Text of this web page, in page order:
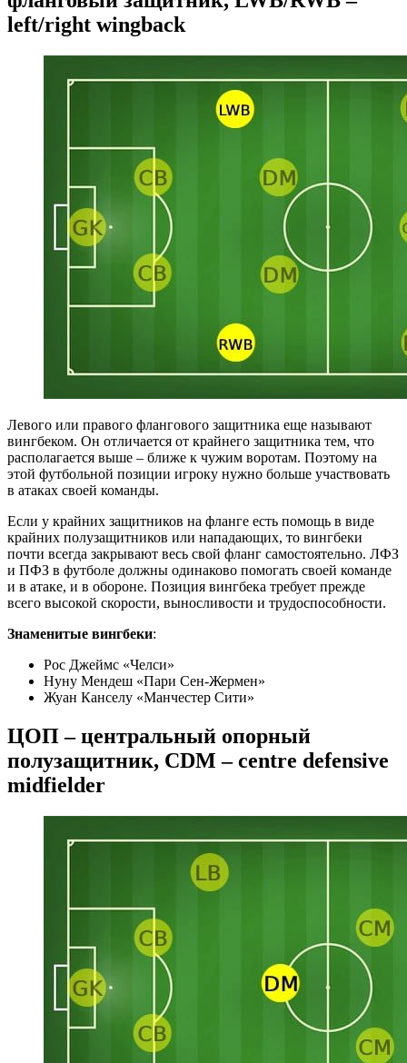
left/right wingback
Левого или правого флангового защитника еще называют
вингбеком. Он отличается от крайнего защитника тем, что
располагается выше – ближе к чужим воротам. Поэтому на
этой футбольной позиции игроку нужно больше участвовать
в атаках своей команды.
Если у крайних защитников на фланге есть помощь в виде
крайних полузащитников или нападающих, то вингбеки
почти всегда закрывают весь свой фланг самостоятельно. ЛФЗ
и ПФЗ в футболе должны одинаково помогать своей команде
и в атаке, и в обороне. Позиция вингбека требует прежде
всего высокой скорости, выносливости и трудоспособности.
Знаменитые вингбеки:
Рос Джеймс «Челси»
Нуну Мендеш «Пари Сен-Жермен»
Жуан Канселу «Манчестер Сити»
ЦОП – центральный опорный
полузащитник, CDM – centre defensive
midfielder